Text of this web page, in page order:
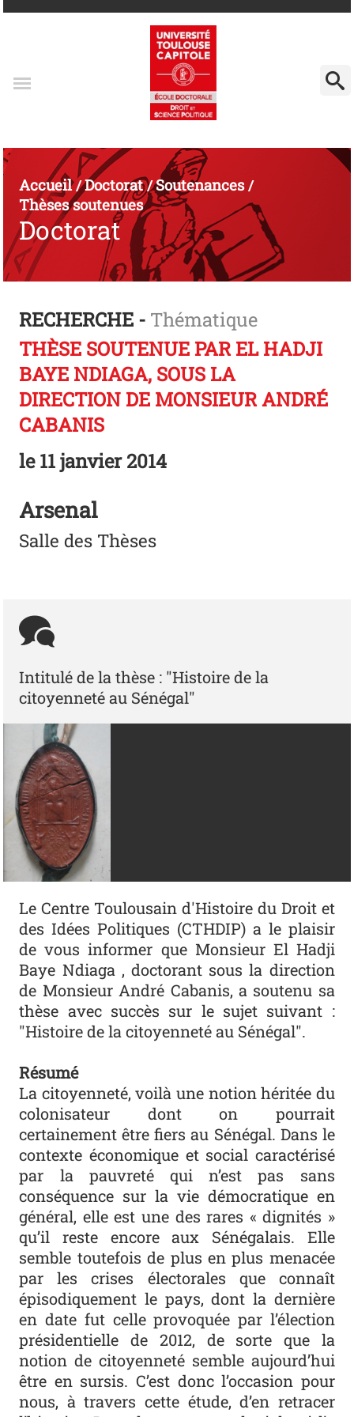
Accueil/Doctorat/Soutenances/
Thèses soutenues
Doctorat
RECHERCHE - Thématique
THÈSE SOUTENUE PAR EL HADJI
BAYE NDIAGA, SOUS LA
DIRECTION DE MONSIEUR ANDRÉ
CABANIS
le11 janvier 2014
Arsenal
Salle des Thèses
Intitulé de la thèse : "Histoire de la
citoyenneté au Sénégal"
Le Centre Toulousain d'Histoire du Droit et
des Idées Politiques (CTHDIP) a le plaisir
de vous informer que Monsieur El Hadji
Baye Ndiaga , doctorant sous la direction
de Monsieur André Cabanis, a soutenu sa
thèse avec succès sur le sujet suivant :
"Histoire de la citoyenneté au Sénégal".
Résumé
La citoyenneté, voilà une notion héritée du
colonisateur dont on pourrait
certainement être fiers au Sénégal. Dans le
contexte économique et social caractérisé
par la pauvreté qui n’est pas sans
conséquence sur la vie démocratique en
général, elle est une des rares « dignités »
qu’il reste encore aux Sénégalais. Elle
semble toutefois de plus en plus menacée
par les crises électorales que connaît
épisodiquement le pays, dont la dernière
en date fut celle provoquée par l’élection
présidentielle de 2012, de sorte que la
notion de citoyenneté semble aujourd’hui
être en sursis. C’est donc l’occasion pour
nous, à travers cette étude, d’en retracer